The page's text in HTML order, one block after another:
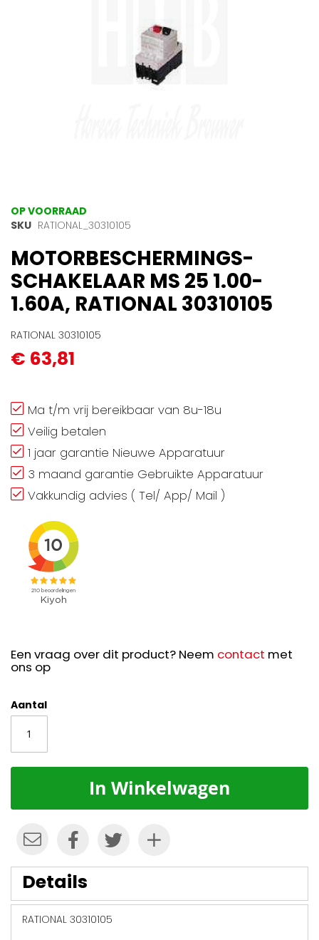
Ga
naar
begin
van
de
afbeeldingen-
gallerij
OP VOORRAAD
SKU RATIONAL_30310105
MOTORBESCHERMINGS-
SCHAKELAAR MS 25 1.00-
1.60A, RATIONAL 30310105
RATIONAL 30310105
€ 63,81
Ma t/m vrij bereikbaar van 8u-18u
Veilig betalen
1 jaar garantie Nieuwe Apparatuur
3 maand garantie Gebruikte Apparatuur
Vakkundig advies ( Tel/ App/ Mail )
Een vraag over dit product? Neem contact met
ons op
Aantal
In Winkelwagen
Details
RATIONAL 30310105